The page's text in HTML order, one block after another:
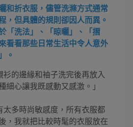
和折衣服，儘管洗滌方式通常
，但具體的規則卻因人而異。
「洗法」、「晾曬」、「摺
看看那些日常生活中令人意外
。
衫的邊緣和袖子洗完後再放入
細心讓我既感動又感激。」
太多時尚敏感度，所有衣服都
，我就把比較時髦的衣服放在